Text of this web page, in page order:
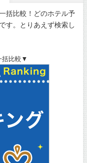
括比較！どのホテル予
す。とりあえず検索し
括比較▼